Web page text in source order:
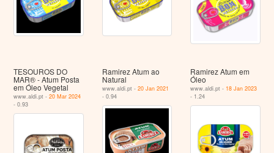
TESOUROS DO
MAR® - Atum Posta
em Óleo Vegetal
www.aldi.pt -20 Mar 2024
- 0.93
Ramirez Atum ao
Natural
www.aldi.pt - 20 Jan 2021
- 0.94
Ramirez Atum em
Óleo
www.aldi.pt - 18 Jan 2023
- 1.24